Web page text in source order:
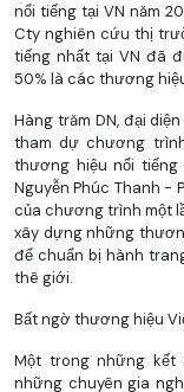
nổi tiếng tại VN năm
Cty nghiên cứu thị
tiếng nhất tại VN đã
50% là các thương
Hàng trăm DN, đại
tham dự chương
thương hiệu nổi tiếng
Nguyễn Phúc Thanh -
của chương trình một
xây dựng những
để chuẩn bị hành
thê giới.
Bất ngờ thương hiệu
Một trong những
những chuyên gia